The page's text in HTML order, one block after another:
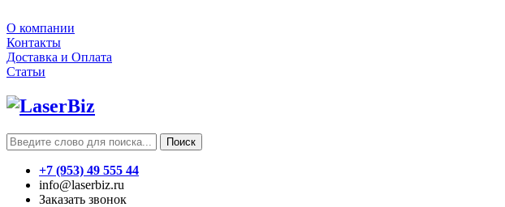
О компании
Контакты
Доставка и Оплата
Статьи
Поиск
+7 (953) 49 555 44
info@laserbiz.ru
Заказать звонок